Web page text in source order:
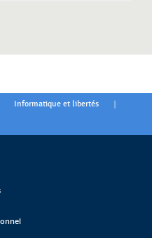
Informatique et libertés |